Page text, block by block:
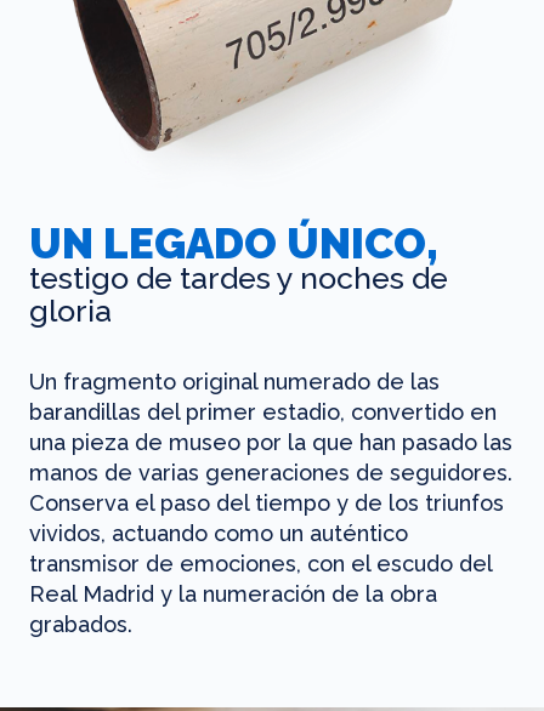
UN LEGADO ÚNICO,
testigo de tardes y noches de
gloria
Un fragmento original numerado de las
barandillas del primer estadio, convertido en
una pieza de museo por la que han pasado las
manos de varias generaciones de seguidores.
Conserva el paso del tiempo y de los triunfos
vividos, actuando como un auténtico
transmisor de emociones, con el escudo del
Real Madrid y la numeración de la obra
grabados.